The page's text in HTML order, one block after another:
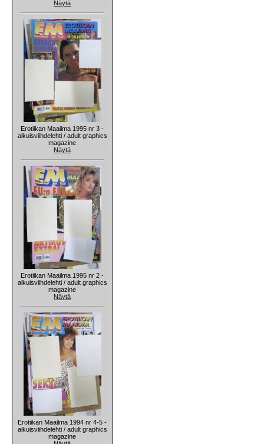
Näytä
Erotiikan Maailma 1995 nr 3 -
aikuisviihdelehti / adult graphics
magazine
Näytä
Erotiikan Maailma 1995 nr 2 -
aikuisviihdelehti / adult graphics
magazine
Näytä
Erotiikan Maailma 1994 nr 4-5 -
aikuisviihdelehti / adult graphics
magazine